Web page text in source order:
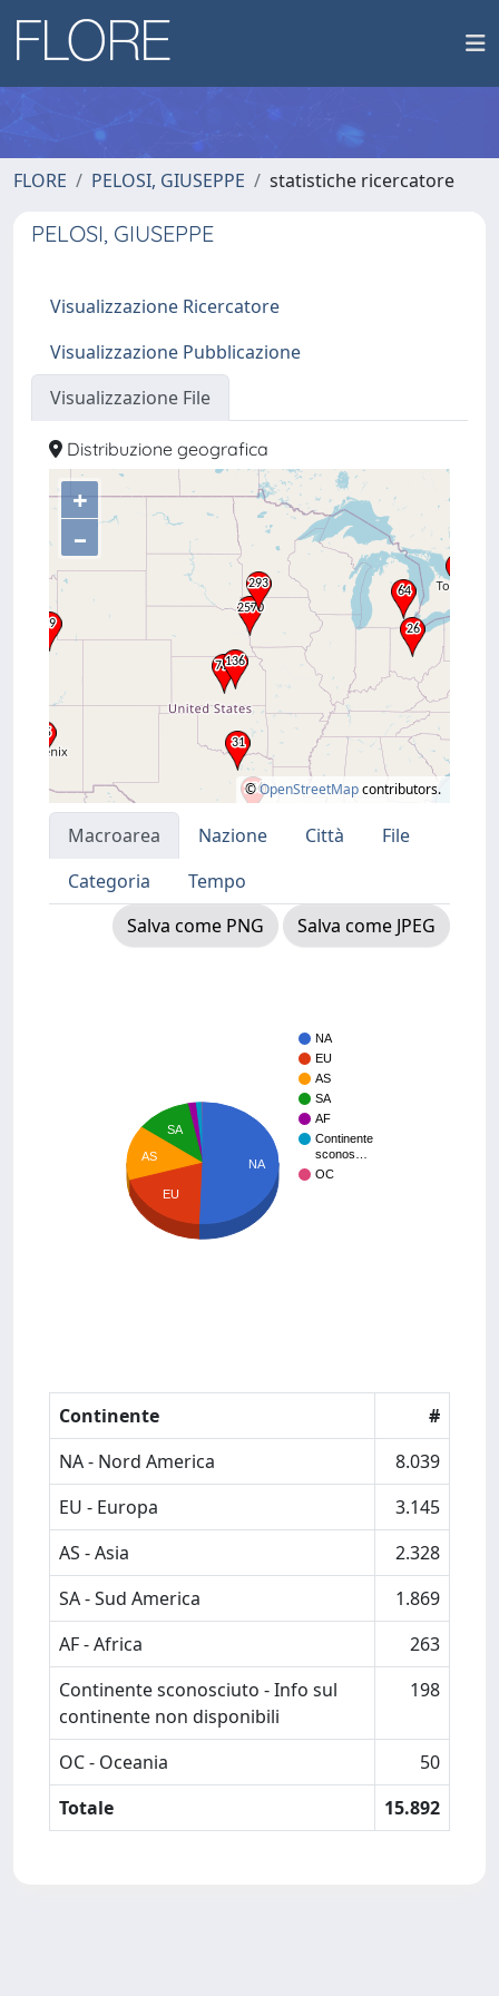
FLORE PELOSI, GIUSEPPE statistiche ricercatore
PELOSI, GIUSEPPE
Visualizzazione Ricercatore
Visualizzazione Pubblicazione
Visualizzazione File
Distribuzione geografica
+
–
©OpenStreetMapcontributors.
Macroarea Nazione Città
File
Categoria
Tempo
Salva come PNG
Salva come JPEG
NA
EU
AS
SA
AF
Continente
sconos…
OC
SA
AS
EU
NA
Continente
#
NA - Nord America
8.039
EU - Europa
3.145
AS - Asia
2.328
SA - Sud America
1.869
AF - Africa
263
Continente sconosciuto - Info sul
continente non disponibili
198
OC - Oceania
50
Totale
15.892